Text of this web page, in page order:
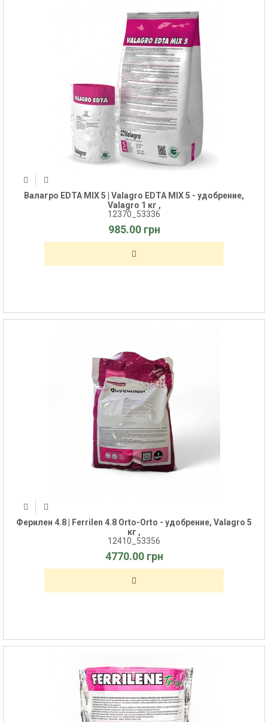
Валагро EDTA MIX 5 | Valagro EDTA MIX 5 - удобрение,
Valagro 1 кг ,
12370_53336
985.00 грн
Ферилен 4.8 | Ferrilen 4.8 Orto-Orto - удобрение, Valagro 5
кг ,
12410_53356
4770.00 грн